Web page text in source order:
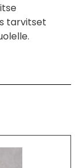
tarvitset